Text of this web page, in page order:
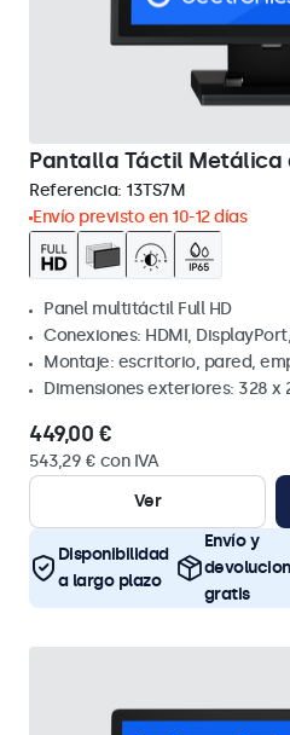
Pantalla Táctil Metálica
Referencia: 13TS7M
Envío previsto en 10-12 días
Panel multitáctil Full HD
Conexiones: HDMI, DisplayPort,
Montaje: escritorio, pared,
Dimensiones exteriores: 328 x
449,00 €
543,29 € con IVA
Ver
Disponibilidad
a largo plazo
Envío y
gratis